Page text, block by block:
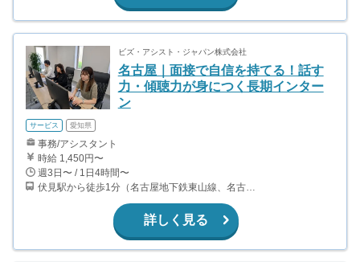
ビズ・アシスト・ジャパン株式会社
名古屋｜面接で自信を持てる！話す
力・傾聴力が身につく長期インター
ン
サービス 愛知県
事務/アシスタント
時給 1,450円〜
週3日〜 / 1日4時間〜
伏見駅から徒歩1分（名古屋地下鉄東山線、名古屋地下鉄鶴舞線） 丸の内駅から徒歩6分（名古屋地下鉄鶴舞線、名古屋地下鉄桜通線）
詳しく見る